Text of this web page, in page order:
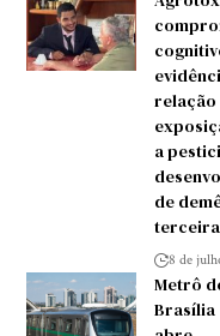
a
de
8 de
Metrô
Brasília